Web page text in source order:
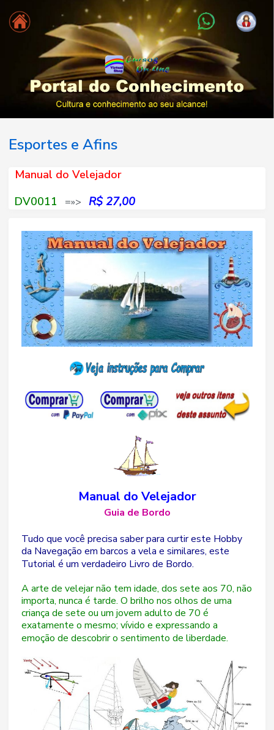
Esportes e Afins
Manual do Velejador
DV0011 =»> R$ 27,00
Manual do Velejador
Guia de Bordo
Tudo que você precisa saber para curtir este Hobby
da Navegação em barcos a vela e similares, este
Tutorial é um verdadeiro Livro de Bordo.
A arte de velejar não tem idade, dos sete aos 70, não
importa, nunca é tarde. O brilho nos olhos de uma
criança de sete ou um jovem adulto de 70 é
exatamente o mesmo; vívido e expressando a
emoção de descobrir o sentimento de liberdade.